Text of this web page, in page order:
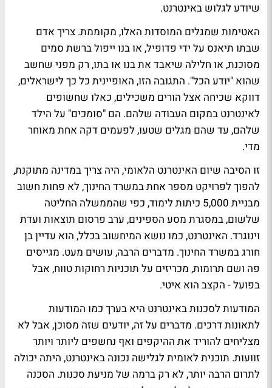
שיודע לגלוש באינטרנט.
האטימות שמגלים המוסדות האלו, מקוממת. צריך אדם
שבתו תיאנס על ידי פדופיל, או בנו ייפול ברשת סמים
מסוכנת, או חלילה שיאבד את בנו או בתו, רק מפני שחשב
שהוא "יודע הכל". התגובה הזו, האופיינית כל כך לישראלים,
דווקא שכיחה אצל הורים משכילים, כאלו שחשופים
לאינטרנט במקום העבודה שלהם. הם "סומכים" על הילד
שלהם, עד שהם מגלים שטעו, לפעמים דקה אחת מאוחר
מדי.
זו הסיבה שיום האינטרנט הלאומי, היה צריך במדינה מתוקנת,
להפוך לפרויקט מספר אחת במשרד החינוך, לא פחות חשוב
מבניית 5,000 כיתות לימוד, כפי שהממשלה החליטה
שלשום, במסגרת מסע הספינים, ערב פרסום תוצאות ועדת
וינוגרד. האינטרנט, כמו נושא המיחשוב בכלל, הוא עדיין בן
חורג במשרד החינוך. מדברים הרבה, עושים מעט. מגייסים
פה ושם תרומות, מכריזים על תוכניות רחוקות טווח, אבל
בפועל - הקצב הוא איטי.
המודעות לסכנות באינטרנט היא בערך כמו המודעות
לתאונות דרכים. מדברים על זה, יודעים שזה מסוכן, אבל לא
מצליחים להוריד את ההיקפים ואף נחשפים ליותר ויותר
זוועות. תוכנית לאומית לגלישה נכונה באינטרנט, היתה יכולה
לתרום הרבה יותר, לא רק ברמה של מניעת סכנות. הסכנה